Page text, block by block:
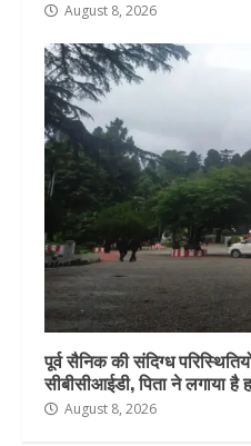
August 8, 2026
पूर्व सैनिक की संदिग्ध
सीबीसीआईडी, पिता ने लगाया है
August 8, 2026